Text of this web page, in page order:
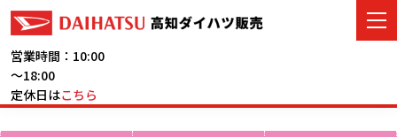
営業時間：10:00
～18:00
定休日はこちら